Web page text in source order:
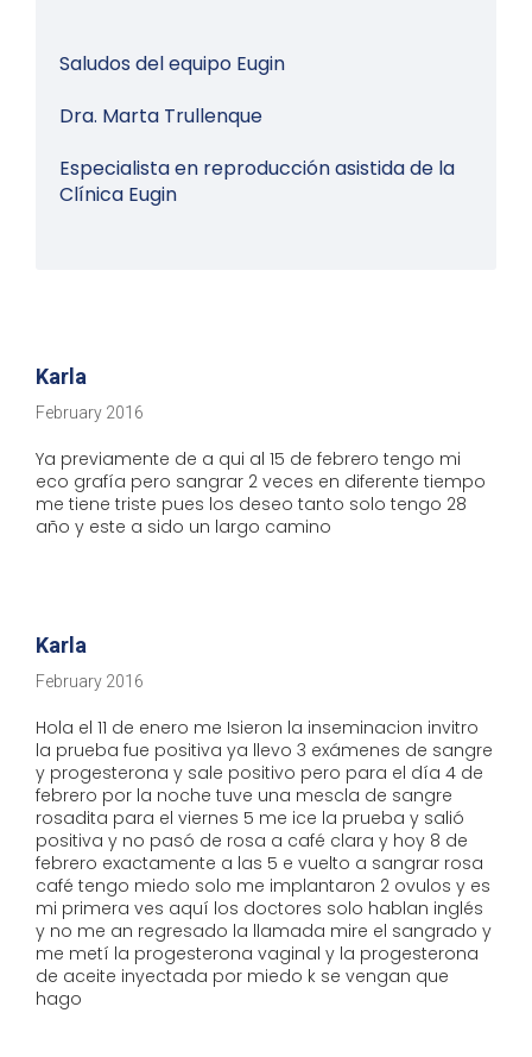
Saludos del equipo Eugin
Dra. Marta Trullenque
Especialista en reproducción asistida de la
Clínica Eugin
Karla
February 2016
Ya previamente de a qui al 15 de febrero tengo mi
eco grafía pero sangrar 2 veces en diferente tiempo
me tiene triste pues los deseo tanto solo tengo 28
año y este a sido un largo camino
Karla
February 2016
Hola el 11 de enero me Isieron la inseminacion invitro
la prueba fue positiva ya llevo 3 exámenes de sangre
y progesterona y sale positivo pero para el día 4 de
febrero por la noche tuve una mescla de sangre
rosadita para el viernes 5 me ice la prueba y salió
positiva y no pasó de rosa a café clara y hoy 8 de
febrero exactamente a las 5 e vuelto a sangrar rosa
café tengo miedo solo me implantaron 2 ovulos y es
mi primera ves aquí los doctores solo hablan inglés
y no me an regresado la llamada mire el sangrado y
me metí la progesterona vaginal y la progesterona
de aceite inyectada por miedo k se vengan que
hago